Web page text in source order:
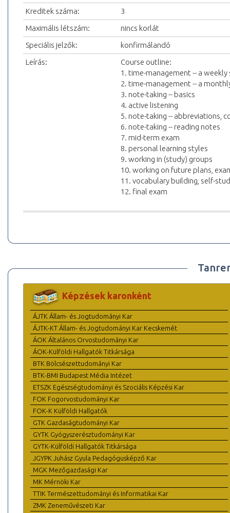
Kreditek száma:
3
Maximális létszám:
nincs korlát
Speciális jelzők:
konfirmálandó
Leírás:
Course outline:
1. time-management -- a weekly
2. time-management -- a
3. note-taking -- basics
4. active listening
5. note-taking -- abbreviations,
6. note-taking -- reading notes
7. mid-term exam
8. personal learning styles
9. working in (study) groups
10. working on future plans,
11. vocabulary building, self-
12. final exam
Képzések karonként
ÁJTK Állam- és Jogtudományi Kar
ÁJTK-KT Állam- és Jogtudományi Kar Kecskemét
ÁOK Általános Orvostudományi Kar
ÁOK-Külföldi Hallgatók Titkársága
BTK Bölcsészettudományi Kar
BTK-BMI Budapest Média Intézet
ETSZK Egészségtudományi és Szociális Képzési Kar
FOK Fogorvostudományi Kar
FOK-K Külföldi Hallgatók
GTK Gazdaságtudományi Kar
GYTK Gyógyszerésztudományi Kar
GYTK-Külföldi Hallgatók Titkársága
JGYPK Juhász Gyula Pedagógusképző Kar
MGK Mezőgazdasági Kar
MK Mérnöki Kar
TTIK Természettudományi és Informatikai Kar
ZMK Zeneművészeti Kar